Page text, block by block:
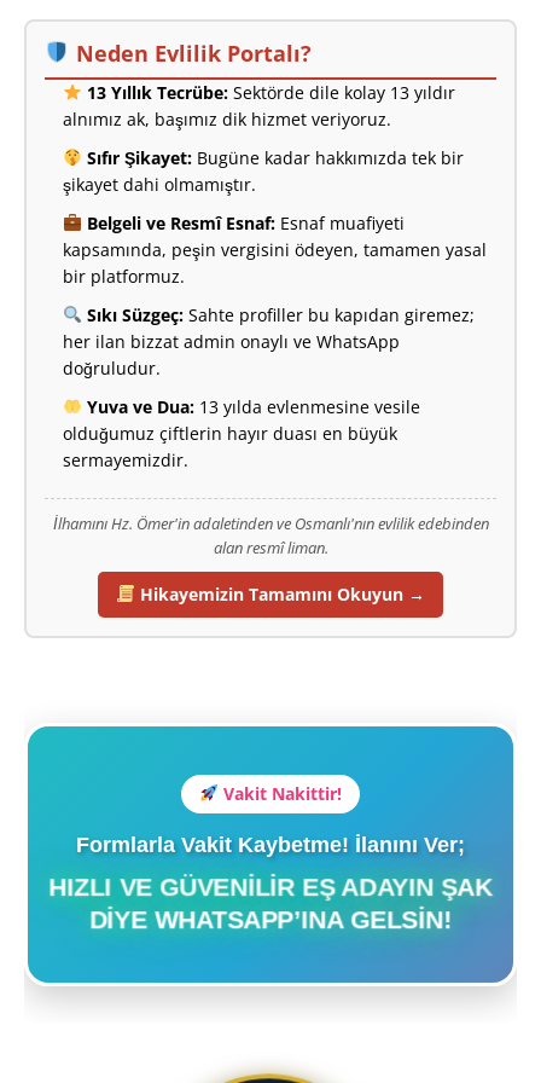
Neden Evlilik Portalı?
13 Yıllık Tecrübe:Sektörde dile kolay 13 yıldır
alnımız ak, başımız dik hizmet veriyoruz.
Sıfır Şikayet:Bugüne kadar hakkımızda tek bir
şikayet dahi olmamıştır.
Belgeli ve Resmî Esnaf:Esnaf muafiyeti
kapsamında, peşin vergisini ödeyen, tamamen yasal
bir platformuz.
Sıkı Süzgeç:Sahte profiller bu kapıdan giremez;
her ilan bizzat admin onaylı ve WhatsApp
doğruludur.
Yuva ve Dua:13 yılda evlenmesine vesile
olduğumuz çiftlerin hayır duası en büyük
sermayemizdir.
İlhamını Hz. Ömer'in adaletinden ve Osmanlı'nın evlilik edebinden
alan resmî liman.
Hikayemizin Tamamını Okuyun →
Vakit Nakittir!
Formlarla Vakit Kaybetme! İlanını Ver;
HIZLI VE GÜVENILIR EŞ ADAYIN ŞAK
DIYE WHATSAPP’INA GELSIN!